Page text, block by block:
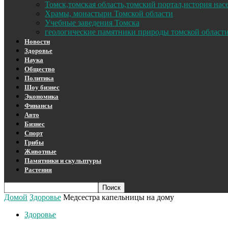
Томск,томская область,томский портал,история
Храмы, монастыри Томской области
Учебные заведения Томска
геологические памятники природы томской области
Новости
Здоровье
Наука
Общество
Политика
Шоу бизнес
Экономика
Финансы
Авто
Бизнес
Спорт
Грибы
Животные
Памятники и скульптуры
Растения
Домой Здоровье Медсестра капельницы на дому
Здоровье